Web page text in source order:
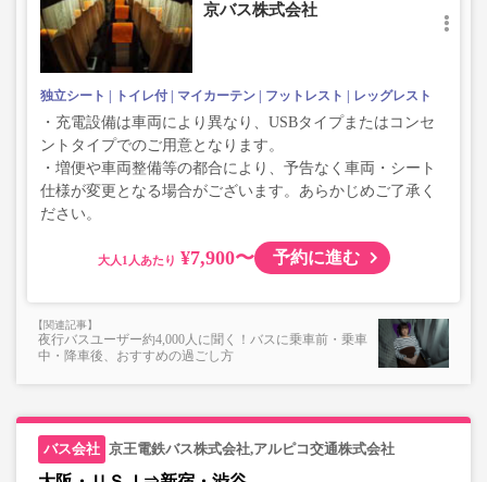
京バス株式会社
独立シート トイレ付 マイカーテン フットレスト レッグレスト
・充電設備は車両により異なり、USBタイプまたはコンセ
ントタイプでのご用意となります。
・増便や車両整備等の都合により、予告なく車両・シート
仕様が変更となる場合がございます。あらかじめご了承く
ださい。
大人 ¥7,900〜 予約に進む
夜行バスユーザー約4,000人に聞く！バスに乗車前・乗車
中・降車後、おすすめの過ごし方
京王電鉄バス株式会社,アルピコ交通株式会社